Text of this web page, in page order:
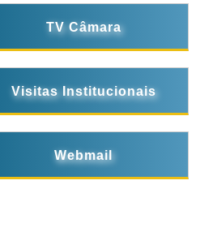
TV Câmara
Visitas Institucionais
Webmail